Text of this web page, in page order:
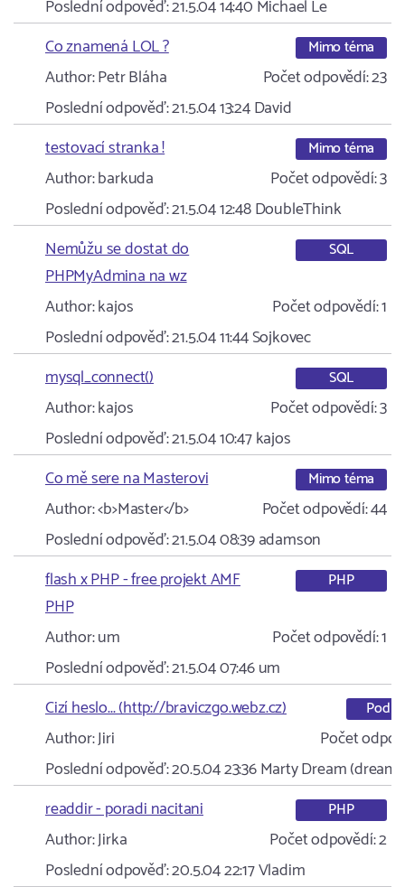
Poslední odpověď:21.5.04 14:40 Michael Le
Co znamená LOL ?
Mimo téma
Author:Petr Bláha Počet odpovědí:23
Poslední odpověď:21.5.04 13:24David
testovací stranka !
Mimo téma
Author:barkuda Počet odpovědí:3
Poslední odpověď:21.5.04 12:48DoubleThink
Nemůžu se dostat do
PHPMyAdmina na wz
SQL
Author:kajos Počet odpovědí:1
Poslední odpověď:21.5.04 11:44Sojkovec
mysql_connect()
SQL
Author:kajos Počet odpovědí:3
Poslední odpověď:21.5.04 10:47kajos
Co mě sere na Masterovi
Mimo téma
Author:<b>Master</b> Počet odpovědí:44
Poslední odpověď:21.5.04 08:39adamson
flash x PHP - free projekt AMF
PHP
PHP
Author:um Počet odpovědí:1
Poslední odpověď:21.5.04 07:46um
Cizí heslo... (http://braviczgo.webz.cz)
Author:Jiri
Počet
Poslední odpověď:20.5.04 23:36Marty Dream
readdir - poradi nacitani
PHP
Author:Jirka Počet odpovědí:2
Poslední odpověď:20.5.04 22:17Vladim